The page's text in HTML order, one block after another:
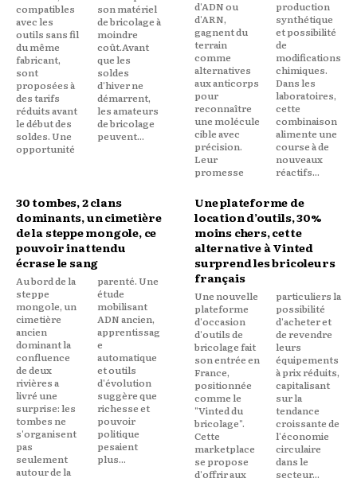
compatibles
avec les
outils sans fil
du même
fabricant,
sont
proposées à
des tarifs
réduits avant
le début des
soldes. Une
opportunité
son matériel
de bricolage à
moindre
coût.Avant
que les
soldes
d'hiver ne
démarrent,
les amateurs
de bricolage
peuvent...
d'ADN ou
d'ARN,
gagnent du
terrain
comme
alternatives
aux anticorps
pour
reconnaître
une molécule
cible avec
précision.
Leur
promesse
production
synthétique
et possibilité
de
modifications
chimiques.
Dans les
laboratoires,
cette
combinaison
alimente une
course à de
nouveaux
réactifs...
30 tombes, 2 clans
dominants, un cimetière
de la steppe mongole, ce
pouvoir inattendu
écrase le sang
Au bord de la
steppe
mongole, un
cimetière
ancien
dominant la
confluence
de deux
rivières a
livré une
surprise: les
tombes ne
s'organisent
pas
seulement
autour de la
parenté. Une
étude
mobilisant
ADN ancien,
apprentissag
e
automatique
et outils
d'évolution
suggère que
richesse et
pouvoir
politique
pesaient
plus...
Une plateforme de
location d’outils, 30%
moins chers, cette
alternative à Vinted
surprend les bricoleurs
français
Une nouvelle
plateforme
d'occasion
d'outils de
bricolage fait
son entrée en
France,
positionnée
comme le
"Vinted du
bricolage".
Cette
marketplace
se propose
d'offrir aux
particuliers la
possibilité
d'acheter et
de revendre
leurs
équipements
à prix réduits,
capitalisant
sur la
tendance
croissante de
l'économie
circulaire
dans le
secteur...